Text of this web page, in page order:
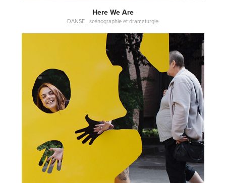
Here We Are
DANSE . scénographie et dramaturgie